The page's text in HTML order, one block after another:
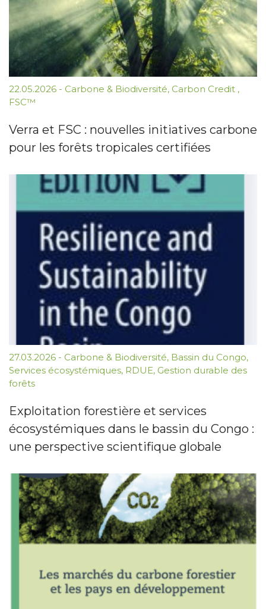
22.05.2026 - Carbone & Biodiversité, Carbon Credit ,
FSC™
Verra et FSC : nouvelles initiatives carbone
pour les forêts tropicales certifiées
27.03.2026 - Carbone & Biodiversité, Bassin du Congo,
Services écosystémiques, RDUE, Gestion durable des
forêts
Exploitation forestière et services
écosystémiques dans le bassin du Congo :
une perspective scientifique globale